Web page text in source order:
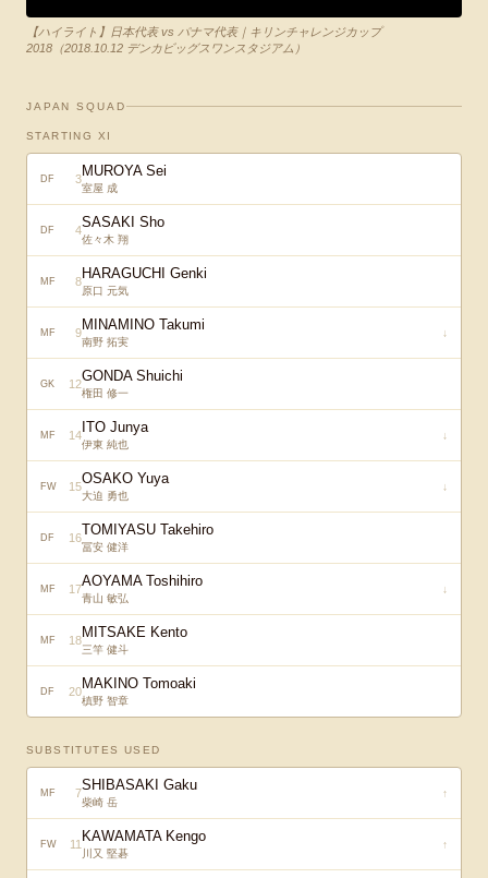
【ハイライト】日本代表 vs パナマ代表｜キリンチャレンジカップ
2018（2018.10.12 デンカビッグスワンスタジアム）
JAPAN SQUAD
STARTING XI
DF 3MUROYA Sei
室屋 成
DF 4SASAKI Sho
佐々木 翔
MF 8HARAGUCHI Genki
原口 元気
MF 9MINAMINO Takumi
南野 拓実
↓
GK 12GONDA Shuichi
権田 修一
MF 14 ITO Junya
伊東 純也
↓
FW 15OSAKO Yuya
大迫 勇也
↓
DF 16TOMIYASU Takehiro
冨安 健洋
MF 17AOYAMA Toshihiro
青山 敏弘
↓
MF 18MITSAKE Kento
三竿 健斗
DF 20MAKINO Tomoaki
槙野 智章
SUBSTITUTES USED
MF 7SHIBASAKI Gaku
柴崎 岳
↑
FW 11 KAWAMATA Kengo
川又 堅碁
↑